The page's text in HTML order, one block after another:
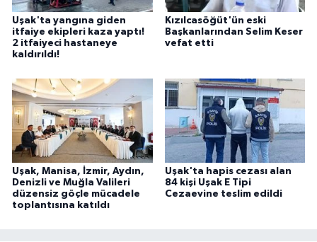
Uşak'ta yangına giden
itfaiye ekipleri kaza yaptı!
2 itfaiyeci hastaneye
kaldırıldı!
Kızılcasöğüt'ün eski
Başkanlarından Selim Keser
vefat etti
Uşak, Manisa, İzmir, Aydın,
Denizli ve Muğla Valileri
düzensiz göçle mücadele
toplantısına katıldı
Uşak'ta hapis cezası alan
84 kişi Uşak E Tipi
Cezaevine teslim edildi